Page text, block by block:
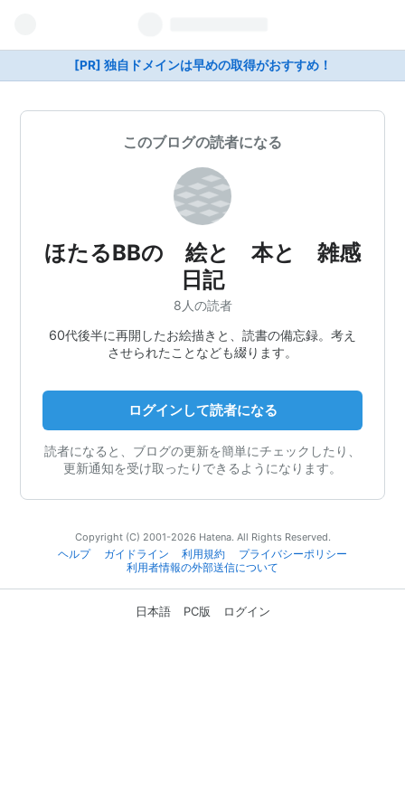
[PR] 独自ドメインは早めの取得がおすすめ！
このブログの読者になる
ほたるBBの 絵と 本と 雑感
日記
8人の読者
60代後半に再開したお絵描きと、読書の備忘録。考え
させられたことなども綴ります。
ログインして読者になる
読者になると、ブログの更新を簡単にチェックしたり、
更新通知を受け取ったりできるようになります。
Copyright (C) 2001-2026 Hatena. All Rights Reserved.
ヘルプ
ガイドライン 利用規約
プライバシーポリシー
利用者情報の外部送信について
日本語 PC版 ログイン